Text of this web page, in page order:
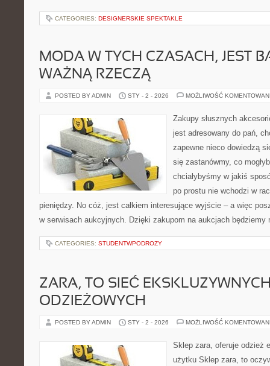
CATEGORIES: DESIGNERSKIE SPEKTAKLE
MODA W TYCH CZASACH, JEST
WAŻNĄ RZECZĄ
POSTED BY ADMIN STY - 2 - 2026 MOŻLIWOŚĆ
Zakupy słusznych
jest adresowany do pań,
zapewne nieco dowiedzą
się zastanówmy, co
chciałybyśmy w jakiś
po prostu nie wchodzi w
pieniędzy. No cóż, jest całkiem interesujące wyjście – a więc
w serwisach aukcyjnych. Dzięki zakupom na aukcjach będziemy
CATEGORIES: STUDENTWPODROZY
ZARA, TO SIEĆ
ODZIEŻOWYCH
POSTED BY ADMIN STY - 2 - 2026 MOŻLIWOŚĆ
Sklep zara, oferuje odzież
użytku Sklep zara, to